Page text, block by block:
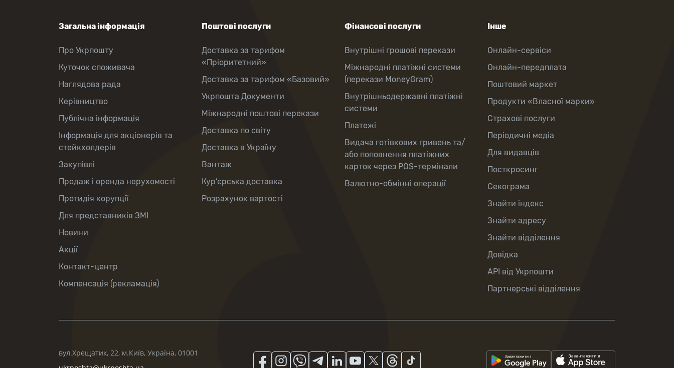
Загальна інформація
Про Укрпошту
Куточок споживача
Наглядова рада
Керівництво
Публічна інформація
Інформація для акціонерів та
стейкхолдерів
Закупівлі
Продаж і оренда нерухомості
Протидія корупції
Для представників ЗМІ
Новини
Акції
Контакт-центр
Компенсація (рекламація)
Поштові послуги
Доставка за тарифом
«Пріоритетний»
Доставка за тарифом «Базовий»
Укрпошта Документи
Міжнародні поштові перекази
Доставка по світу
Доставка в Україну
Вантаж
Кур’єрська доставка
Розрахунок вартості
Фінансові послуги
Внутрішні грошові перекази
Міжнародні платіжні системи
(перекази MoneyGram)
Внутрішньодержавні платіжні
системи
Платежі
Видача готівкових гривень та/
або поповнення платіжних
карток через POS-термінали
Валютно-обмінні операції
Інше
Онлайн-сервіси
Онлайн-передплата
Поштовий маркет
Продукти «Власної марки»
Страхові послуги
Періодичні медіа
Для видавців
Посткросинг
Секограма
Знайти індекс
Знайти адресу
Знайти відділення
Довідка
API від Укрпошти
Партнерські відділення
вул.Хрещатик, 22, м.Київ, Україна, 01001